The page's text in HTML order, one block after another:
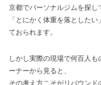
京都でパーソナルジムを探し
「とにかく体重を落とした
ておられます。
しかし実際の現場で何百人
ーナーから見ると、
その考え方こそがリバウン